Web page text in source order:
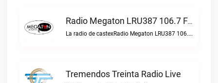
Radio Megaton LRU387 106.7 FM Live
La radio de castexRadio Megaton LRU387 106.7 FM live
Tremendos Treinta Radio Live